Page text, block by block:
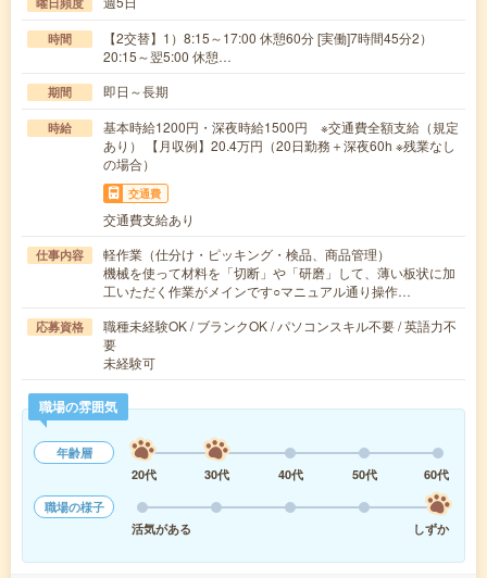
時間
【2交替】1）8:15～17:00 休憩60分 [実働]7時間45分2）
20:15～翌5:00 休憩…
期間 即日～長期
時給
基本時給1200円・深夜時給1500円 ※交通費全額支給（規定
あり） 【月収例】20.4万円（20日勤務＋深夜60h ※残業なし
の場合）
交通費
交通費支給あり
仕事内容
軽作業（仕分け・ピッキング・検品、商品管理）
機械を使って材料を「切断」や「研磨」して、薄い板状に加
工いただく作業がメインです○マニュアル通り操作…
応募資格
職種未経験OK / ブランクOK / パソコンスキル不要 / 英語力不
要
未経験可
職場の雰囲気
年齢層
20代
30代 40代 50代
60代
職場の様子
活気がある
しずか